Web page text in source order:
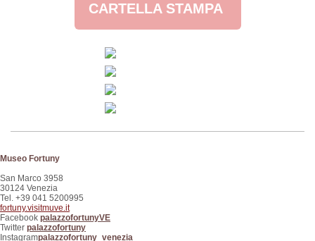
CARTELLA STAMPA
Museo Fortuny
San Marco 3958
30124 Venezia
Tel. +39 041 5200995
fortuny.visitmuve.it
Facebook palazzofortunyVE
Twitter palazzofortuny
Instagrampalazzofortuny_venezia